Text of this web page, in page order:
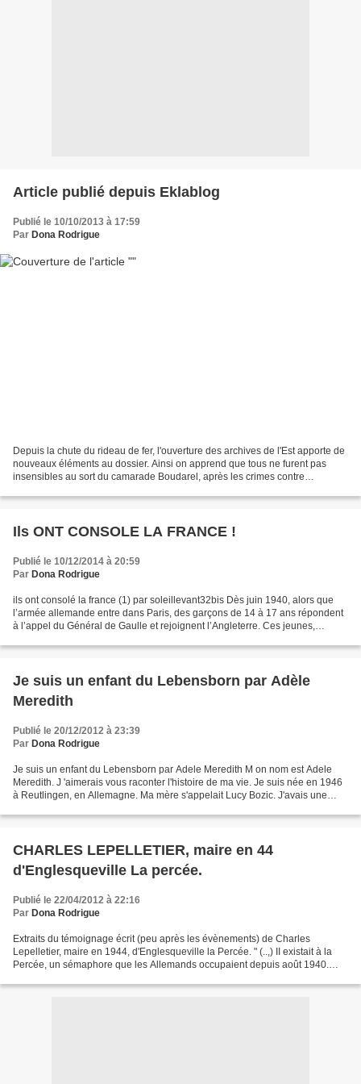
Article publié depuis Eklablog
Publié le 10/10/2013 à 17:59
Par Dona Rodrigue
Depuis la chute du rideau de fer, l'ouverture des archives de l'Est apporte de
nouveaux éléments au dossier. Ainsi on apprend que tous ne furent pas
insensibles au sort du camarade Boudarel, après les crimes contre
Ils ONT CONSOLE LA FRANCE !
Publié le 10/12/2014 à 20:59
Par Dona Rodrigue
ils ont consolé la france (1) par soleillevant32bis Dès juin 1940, alors que
l’armée allemande entre dans Paris, des garçons de 14 à 17 ans répondent
à l’appel du Général de Gaulle et rejoignent l’Angleterre. Ces jeunes,
Je suis un enfant du Lebensborn par Adèle
Meredith
Publié le 20/12/2012 à 23:39
Par Dona Rodrigue
Je suis un enfant du Lebensborn par Adele Meredith M on nom est Adele
Meredith. J 'aimerais vous raconter l'histoire de ma vie. Je suis née en 1946
à Reutlingen, en Allemagne. Ma mère s'appelait Lucy Bozic. J'avais une
CHARLES LEPELLETIER, maire en 44
d'Englesqueville La percée.
Publié le 22/04/2012 à 22:16
Par Dona Rodrigue
Extraits du témoignage écrit (peu après les évènements) de Charles
Lepelletier, maire en 1944, d'Englesqueville la Percée. " (..,) II existait à la
Percée, un sémaphore que les Allemands occupaient depuis août 1940.